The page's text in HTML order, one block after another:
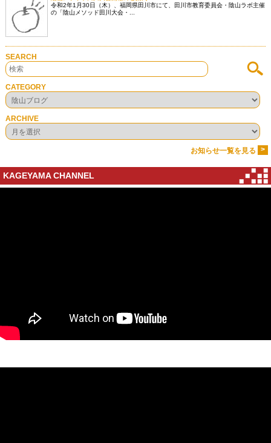
令和2年1月30日（木）、福岡県田川市にて、田川市教育委員会・陰山ラボ主催
の「陰山メソッド田川大会・...
SEARCH
CATEGORY
ARCHIVE
お知らせ一覧を見る >
KAGEYAMA CHANNEL